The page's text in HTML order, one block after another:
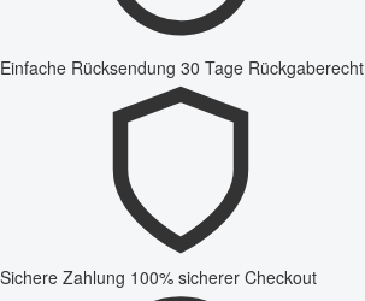
Einfache Rücksendung 30 Tage Rückgaberecht
Sichere Zahlung 100% sicherer Checkout